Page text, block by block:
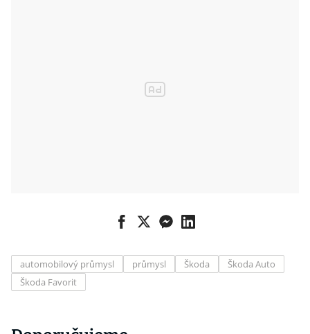
automobilový průmysl průmysl Škoda
Škoda Auto
Škoda Favorit